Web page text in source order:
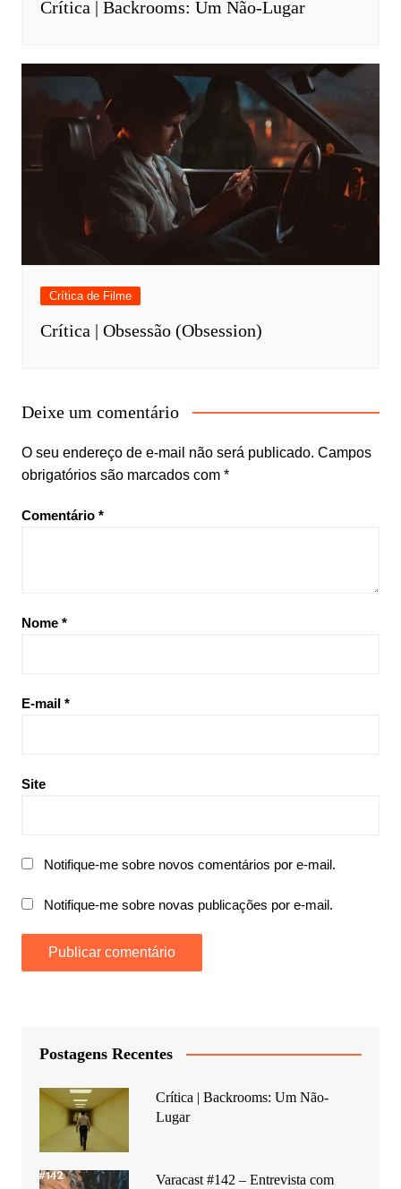
Crítica | Backrooms: Um Não-Lugar
Crítica de Filme
Crítica | Obsessão (Obsession)
Deixe um comentário
O seu endereço de e-mail não será publicado. Campos
obrigatórios são marcados com *
Comentário *
Nome *
E-mail *
Site
Notifique-me sobre novos comentários por e-mail.
Notifique-me sobre novas publicações por e-mail.
Postagens Recentes
Crítica | Backrooms: Um Não-
Lugar
Varacast #142 – Entrevista com